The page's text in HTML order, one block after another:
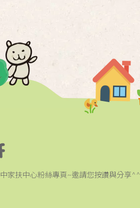
家扶中心粉絲專頁~邀請您按讚與分享^^